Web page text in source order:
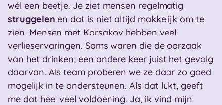
wél een beetje. Je ziet mensen regelmatig
struggelen en dat is niet altijd makkelijk om te
zien. Mensen met Korsakov hebben veel
verlieservaringen. Soms waren die de oorzaak
van het drinken; een andere keer juist het gevolg
daarvan. Als team proberen we ze daar zo goed
mogelijk in te ondersteunen. Als dat lukt, geeft
me dat heel veel voldoening. Ja, ik vind mijn